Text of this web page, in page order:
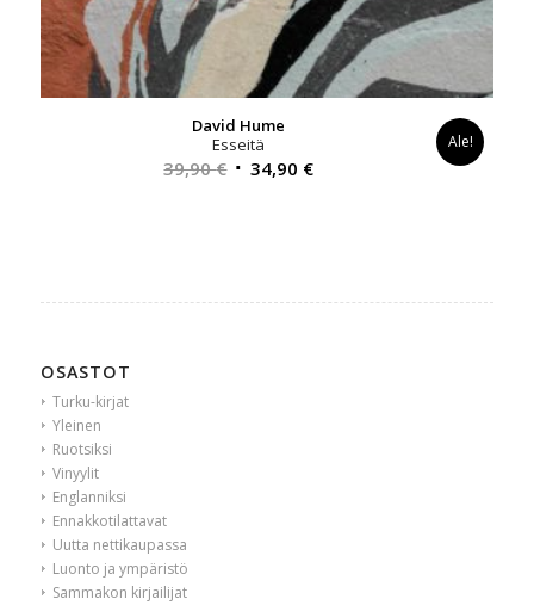
David Hume
Esseitä
39,90€ Alkuperäinen
34,90 €Nykyinen
Ale!
OSASTOT
Turku-kirjat
Yleinen
Ruotsiksi
Vinyylit
Englanniksi
Ennakkotilattavat
Uutta nettikaupassa
Luonto ja ympäristö
Sammakon kirjailijat